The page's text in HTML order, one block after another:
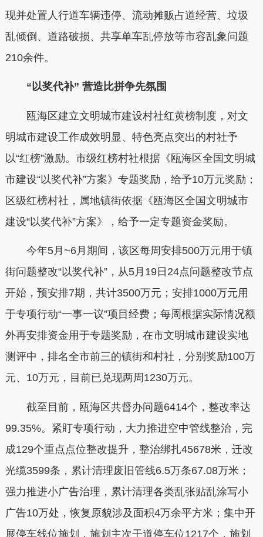
现并处置人行道车辆违停、流动摊贩占道经营、垃圾
乱倾倒、道路破损、共享单车乱停放等市容乱象问题
210余件。
“以奖代补” 营造比拼争先氛围
瓯海区建立文明城市建设村社红黄榜制度，对文
明城市建设工作成效明显、特色亮点突出的村社予
以“红榜”激励。市级红榜村社根据《瓯海区全国文明城
市建设“以奖代补”方案》专题奖励，给予10万元奖励；
区级红榜村社，属地镇街依据《瓯海区全国文明城市
建设“以奖代补”方案》，给予一定专题资金奖励。
今年5月~6月期间，该区每周安排500万元用于镇
街问题整改“以奖代补”，从5月19日24点问题整改节点
开始，预安排7期，共计3500万元；安排1000万元用
于专项行动“一事一议”项目经费；每周根据实际情况额
外再安排资金用于专题奖励，在市文明城市建设实地
测评中，排名全市前三的镇街和村社，分别奖励100万
元、10万元，目前已兑现两周1230万元。
截至目前，瓯海区共督办问题6414个，整改率达
99.35%。紧盯专项行动，大力推进空中管线整治，完
成129个重点点位整改提升，整治绑扎45678米，迁改
光缆3599条，累计清理废旧管线6.5万条67.08万米；
强力推进小广告治理，累计清理各类乱张贴乱涂写小
广告10万处，恢复原貌涉及面积4万余平方米；集中开
展停车线位施划，施划主次干道停车位1217个，施划